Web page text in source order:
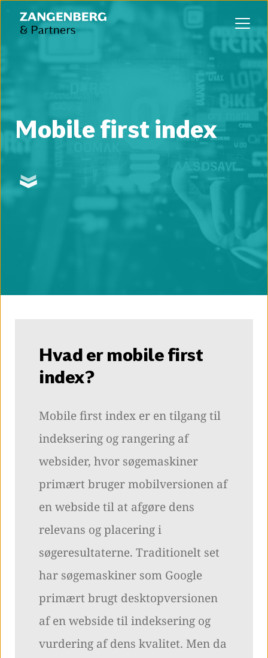
Mobile first index
Hvad er mobile first
index?
Mobile first index er en tilgang til
indeksering og rangering af
websider, hvor søgemaskiner
primært bruger mobilversionen af
en webside til at afgøre dens
relevans og placering i
søgeresultaterne. Traditionelt set
har søgemaskiner som Google
primært brugt desktopversionen
af en webside til indeksering og
vurdering af dens kvalitet. Men da